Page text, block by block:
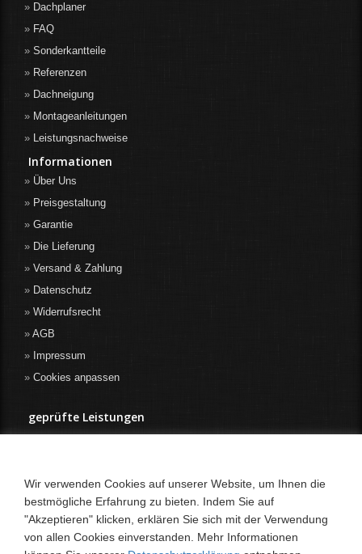
Dachplaner
FAQ
Sonderkantteile
Referenzen
Dachneigung
Montageanleitungen
Leistungsnachweise
Informationen
Über Uns
Preisgestaltung
Garantie
Die Lieferung
Versand & Zahlung
Datenschutz
Widerrufsrecht
AGB
Impressum
Cookies anpassen
geprüfte Leistungen
Wir verwenden Cookies auf unserer Website, um Ihnen die
bestmögliche Erfahrung zu bieten. Indem Sie auf
"Akzeptieren" klicken, erklären Sie sich mit der Verwendung
von allen Cookies einverstanden. Mehr Informationen